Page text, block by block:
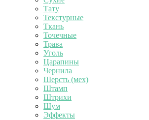
Тату
Текстурные
Ткань
Точечные
Трава
Уголь
Царапины
Чернила
Шерсть (мех)
Штамп
Штрихи
Шум
Эффекты